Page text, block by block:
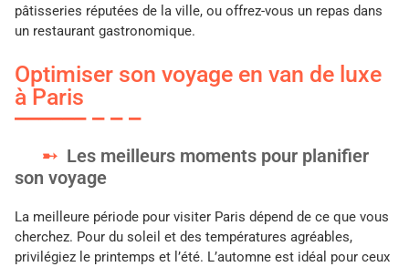
pâtisseries réputées de la ville, ou offrez-vous un repas dans
un restaurant gastronomique.
Optimiser son voyage en van de luxe
à Paris
Les meilleurs moments pour planifier
son voyage
La meilleure période pour visiter Paris dépend de ce que vous
cherchez. Pour du soleil et des températures agréables,
privilégiez le printemps et l’été. L’automne est idéal pour ceux